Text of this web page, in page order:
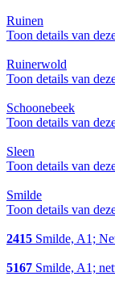
Ruinen
Toon details van
Ruinerwold
Toon details van
Schoonebeek
Toon details van
Sleen
Toon details van
Smilde
Toon details van
2415 Smilde, A1;
5167 Smilde, A1;